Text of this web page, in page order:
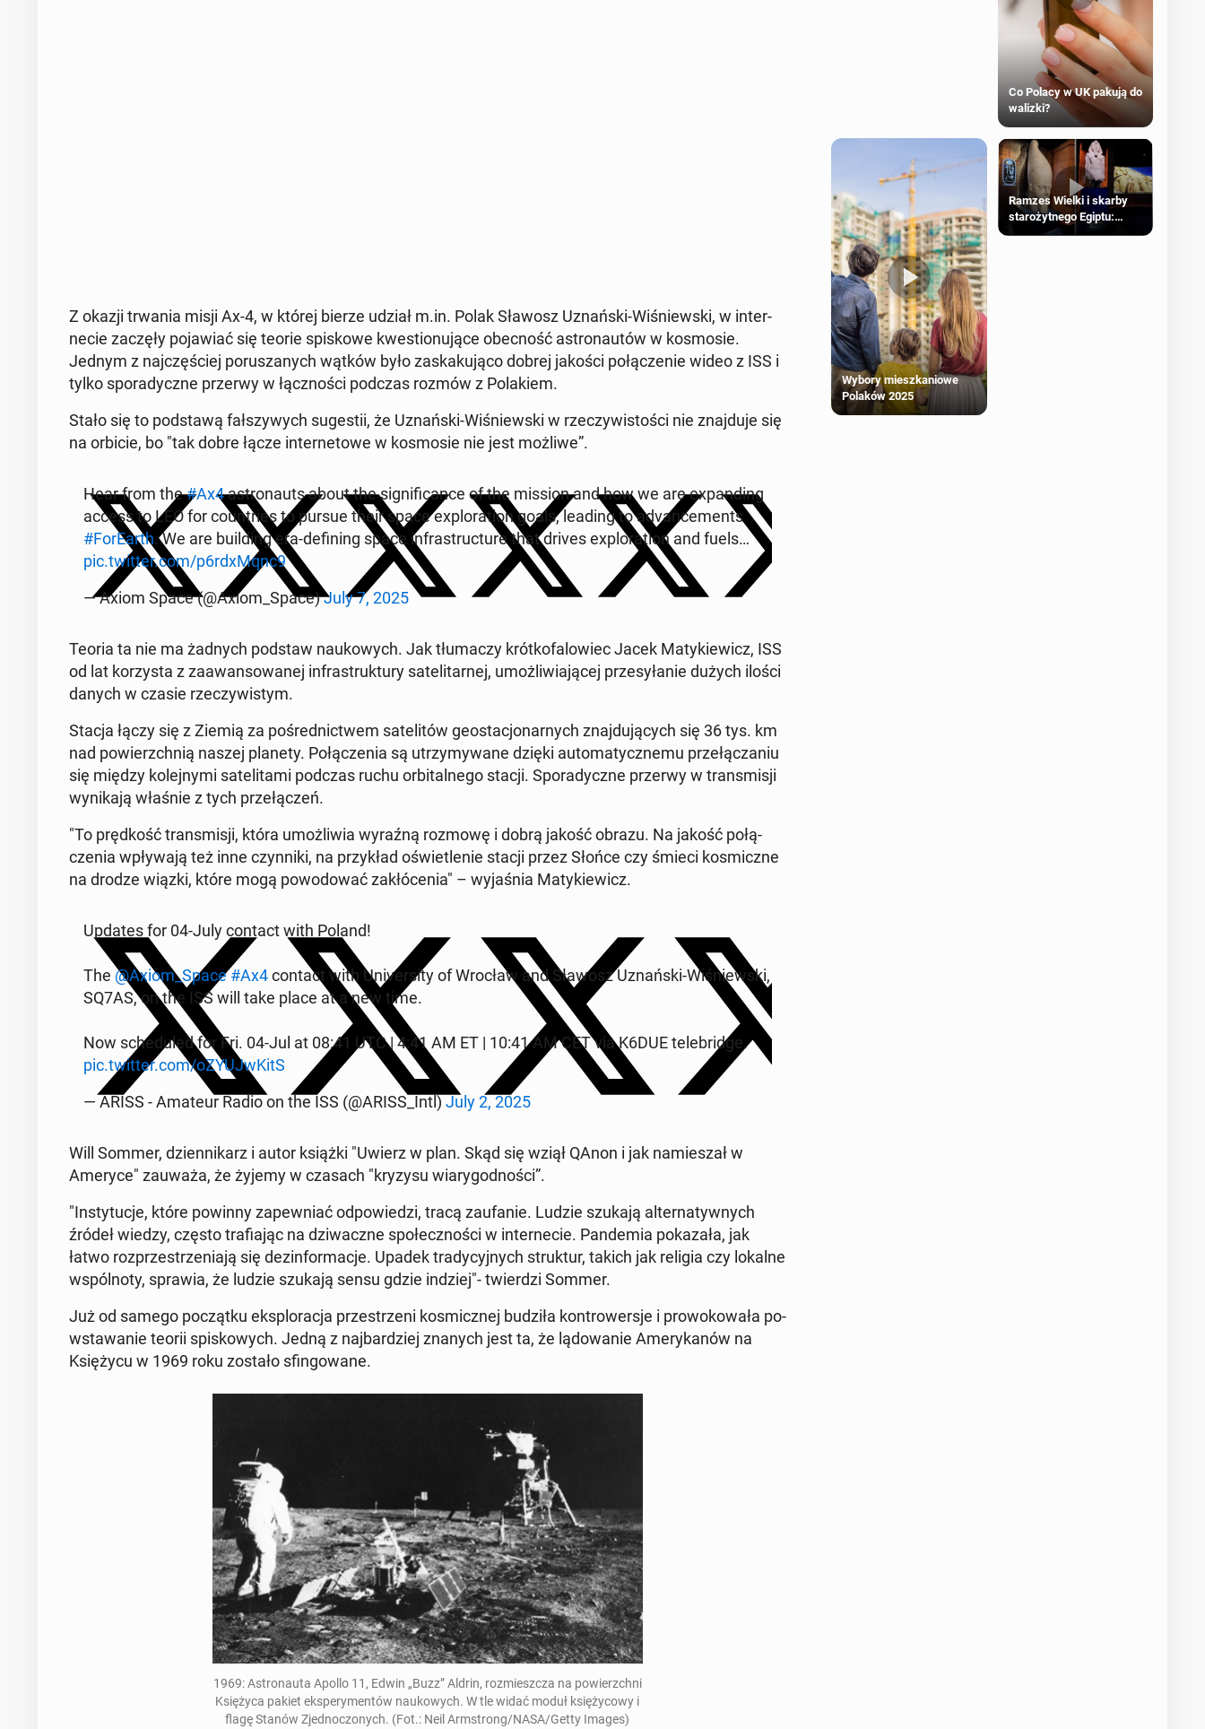
Z okazji trwania misji Ax-4, w której bierze udział m.in. Polak Sławosz Uznań­ski-Wi­śniew­ski, w in­ter­
ne­cie zaczęły po­ja­wiać się teorie spi­sko­we kwe­stio­nu­ją­ce obec­ność astro­nau­tów w ko­smo­sie.
Jednym z naj­czę­ściej po­ru­sza­nych wątków było za­ska­ku­ją­co dobrej jakości po­łą­cze­nie wideo z ISS i
tylko spo­ra­dycz­ne przerwy w łącz­no­ści podczas rozmów z Po­la­kiem.
Stało się to pod­sta­wą fał­szy­wych su­ge­stii, że Uznań­ski-Wi­śniew­ski w rze­czy­wi­sto­ści nie znaj­du­je się
na orbicie, bo "tak dobre łącze in­ter­ne­to­we w ko­smo­sie nie jest możliwe”.
Hear from the#Ax4astro­nauts about the si­gni­fi­can­ce of the mission and how we are expan­ding
access to LEO for co­un­tries to pursue their space explo­ra­tion goals, leading to ad­van­ce­ments
#Fo­rE­arth. We are bu­il­ding era-de­fi­ning space in­fra­struc­tu­re that drives explo­ra­tion and fuels…
pic.twitter.com/p6rdxMqnc9
— Axiom Space (@Axiom_Space)July 7, 2025
Teoria ta nie ma żadnych podstaw na­uko­wych. Jak tłu­ma­czy krót­ko­fa­lo­wiec Jacek Ma­ty­kie­wicz, ISS
od lat ko­rzy­sta z za­awan­so­wa­nej in­fra­struk­tu­ry sa­te­li­tar­nej, umoż­li­wia­ją­cej prze­sy­ła­nie dużych ilości
danych w czasie rze­czy­wi­stym.
Stacja łączy się z Ziemią za po­śred­nic­twem sa­te­li­tów geo­sta­cjo­nar­nych znaj­du­ją­cych się 36 tys. km
nad po­wierzch­nią naszej planety. Po­łą­cze­nia są utrzy­my­wa­ne dzięki au­to­ma­tycz­ne­mu prze­łą­cza­niu
się między ko­lej­ny­mi sa­te­li­ta­mi podczas ruchu or­bi­tal­ne­go stacji. Spo­ra­dycz­ne przerwy w trans­mi­sji
wy­ni­ka­ją właśnie z tych prze­łą­czeń.
"To pręd­kość trans­mi­sji, która umoż­li­wia wyraźną rozmowę i dobrą jakość obrazu. Na jakość po­łą­
cze­nia wpły­wa­ją też inne czyn­ni­ki, na przy­kład oświe­tle­nie stacji przez Słońce czy śmieci ko­smicz­ne
na drodze wiązki, które mogą po­wo­do­wać za­kłó­ce­nia" – wy­ja­śnia Ma­ty­kie­wicz.
Updates for 04-July contact with Poland!
The @Axiom_Space#Ax4contact with Uni­ver­si­ty of Wrocław and Sławosz Uznań­ski-Wi­śniew­ski,
SQ7AS, on the ISS will take place at a new time.
Now sche­du­led for Fri. 04-Jul at 08:41 UTC | 4:41 AM ET | 10:41 AM CET via K6DUE te­le­brid­ge.
pic.twitter.com/oZY­UJw­KitS
— ARISS - Amateur Radio on the ISS (@ARISS_Intl) July 2, 2025
Will Sommer, dzien­ni­karz i autor książki "Uwierz w plan. Skąd się wziął QAnon i jak na­mie­szał w
Ameryce" zauważa, że żyjemy w czasach "kryzysu wia­ry­god­no­ści”.
"In­sty­tu­cje, które powinny za­pew­niać od­po­wie­dzi, tracą za­ufa­nie. Ludzie szukają al­ter­na­tyw­nych
źródeł wiedzy, często tra­fia­jąc na dzi­wacz­ne spo­łecz­no­ści w in­ter­ne­cie. Pan­de­mia po­ka­za­ła, jak
łatwo roz­prze­strze­nia­ją się dez­in­for­ma­cje. Upadek tra­dy­cyj­nych struk­tur, takich jak religia czy lokalne
wspól­no­ty, sprawia, że ludzie szukają sensu gdzie indziej"- twier­dzi Sommer.
Już od samego po­cząt­ku eks­plo­ra­cja prze­strze­ni ko­smicz­nej budziła kon­tro­wer­sje i pro­wo­ko­wa­ła po­
wsta­wa­nie teorii spi­sko­wych. Jedną z naj­bar­dziej znanych jest ta, że lą­do­wa­nie Ame­ry­ka­nów na
Księ­ży­cu w 1969 roku zostało sfin­go­wa­ne.
1969: Astro­nau­ta Apollo 11, Edwin „Buzz” Aldrin, roz­miesz­cza na po­wierzch­ni
Księ­ży­ca pakiet eks­pe­ry­men­tów na­uko­wych. W tle widać moduł księ­ży­co­wy i
flagę Stanów Zjed­no­czo­nych. (Fot.: Neil Arm­strong/NASA/Getty Images)
Co Polacy w UK pakują do
walizki?
Wybory mieszkaniowe
Polaków 2025
Ramzes Wielki i skarby
starożytnego Egiptu:
Wyjątkowa wystawa w